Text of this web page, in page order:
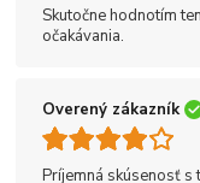
Skutočne hodnotím
očakávania.
Overený zákazník
Príjemná skúsenosť s